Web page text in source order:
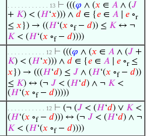
. . . . . . . . . . . . 13 ⊢ (((𝜑 ∧ (𝑥 ∈ 𝐴 ∧ (𝐽
+ 𝐾) < (𝐻‘𝑥))) ∧ 𝑑 ∈ {𝑒 ∈ 𝐴 𝑒 ∘r
≤ 𝑥 }) → ((𝐻‘(𝑥 ∘f− 𝑑)) ≤ 𝐾 ↔ ¬
𝐾 < (𝐻‘(𝑥 ∘f− 𝑑))))
. . . . . . . . . . . 12 ⊢ (((𝜑 ∧ (𝑥 ∈ 𝐴 ∧ (𝐽 +
𝐾) < (𝐻‘𝑥))) ∧ 𝑑 ∈ {𝑒 ∈ 𝐴 𝑒 ∘r≤
𝑥 }) → (((𝐻‘𝑑) ≤ 𝐽 ∧ (𝐻‘(𝑥 ∘f− 𝑑))
≤ 𝐾) ↔ (¬ 𝐽 < (𝐻‘𝑑) ∧ ¬ 𝐾 <
(𝐻‘(𝑥 ∘f− 𝑑)))))
. . . . . . . . . . . 12 ⊢ (¬ (𝐽 < (𝐻‘𝑑) ∨ 𝐾 <
(𝐻‘(𝑥 ∘f− 𝑑))) ↔ (¬ 𝐽 < (𝐻‘𝑑) ∧ ¬
𝐾 < (𝐻‘(𝑥 ∘f− 𝑑))))